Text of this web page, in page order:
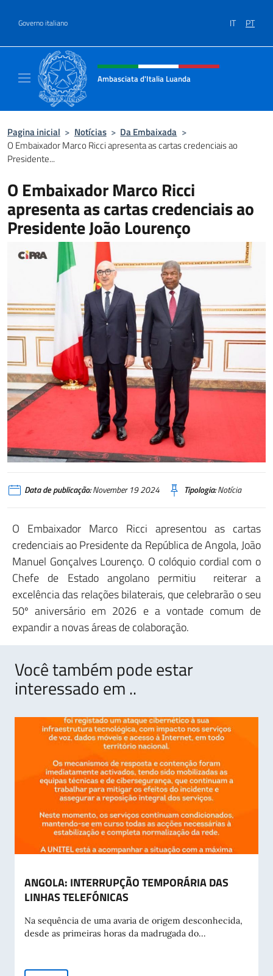
Governo italiano IT PT
Site, social e cabeçalho do menu
Ambasciata d'Italia Luanda
Pagina inicial > Notícias > Da Embaixada >
O Embaixador Marco Ricci apresenta as cartas credenciais ao
Presidente...
O Embaixador Marco Ricci
apresenta as cartas credenciais ao
Presidente João Lourenço
Data de publicação:November 19 2024 Tipologia:Notícia
O Embaixador Marco Ricci apresentou as cartas
credenciais ao Presidente da República de Angola, João
Manuel Gonçalves Lourenço. O colóquio cordial com o
Chefe de Estado angolano permitiu reiterar a
excelência das relações bilaterais, que celebrarão o seu
50º aniversário em 2026 e a vontade comum de
expandir a novas áreas de colaboração.
Você também pode estar
interessado em ..
ANGOLA: INTERRUPÇÃO TEMPORÁRIA DAS
LINHAS TELEFÓNICAS
Na sequência de uma avaria de origem desconhecida,
desde as primeiras horas da madrugada do...